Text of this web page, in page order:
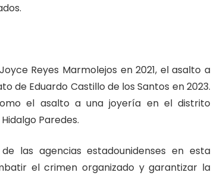
Reyes Marmolejos en 2021, el asalto a
de Eduardo Castillo de los Santos en 2023.
el asalto a una joyería en el distrito
Paredes.
las agencias estadounidenses en esta
el crimen organizado y garantizar la